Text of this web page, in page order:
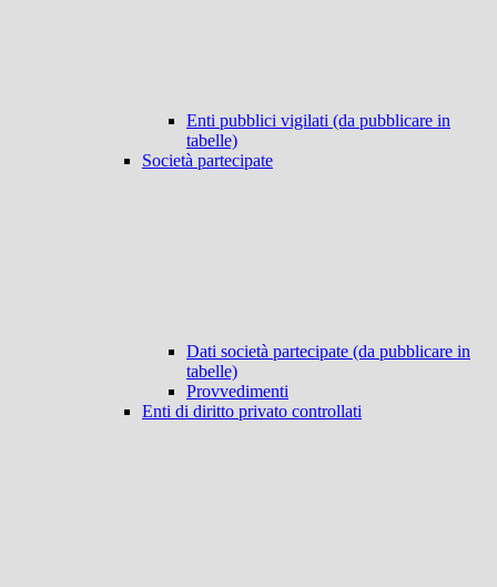
Enti pubblici vigilati (da pubblicare in
tabelle)
Società partecipate
Dati società partecipate (da pubblicare in
tabelle)
Provvedimenti
Enti di diritto privato controllati